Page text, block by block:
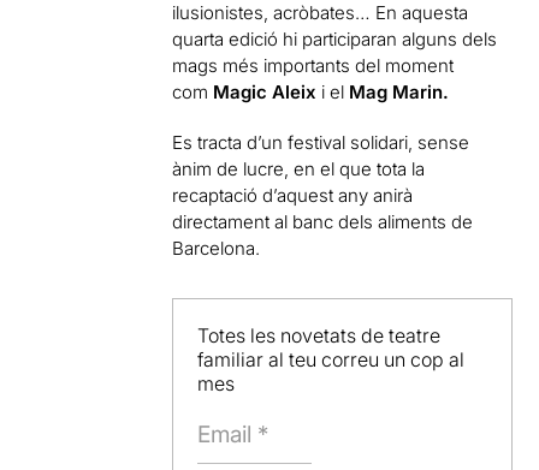
ilusionistes, acròbates… En aquesta
quarta edició hi participaran alguns dels
mags més importants del moment
com Magic Aleix i el Mag Marin.
Es tracta d’un festival solidari, sense
ànim de lucre, en el que tota la
recaptació d’aquest any anirà
directament al banc dels aliments de
Barcelona.
Totes les novetats de teatre
familiar al teu correu un cop al
mes